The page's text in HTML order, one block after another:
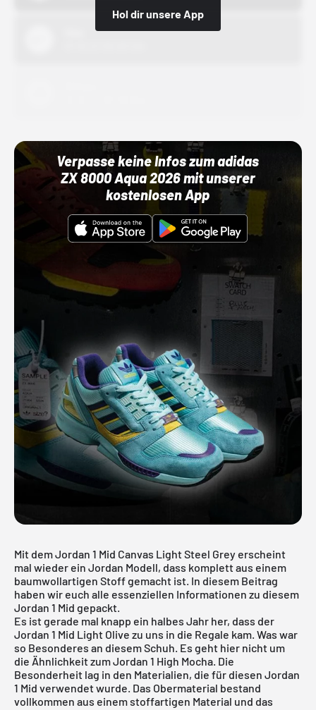
Hol dir unsere App
Verpasse keine Infos zum adidas
ZX 8000 Aqua 2026 mit unserer
kostenlosen App
Mit dem Jordan 1 Mid Canvas Light Steel Grey erscheint
mal wieder ein Jordan Modell, dass komplett aus einem
baumwollartigen Stoff gemacht ist. In diesem Beitrag
haben wir euch alle essenziellen Informationen zu diesem
Jordan 1 Mid gepackt.
Es ist gerade mal knapp ein halbes Jahr her, dass der
Jordan 1 Mid Light Olive zu uns in die Regale kam. Was war
so Besonderes an diesem Schuh. Es geht hier nicht um
die Ähnlichkeit zumJordan 1 High Mocha. Die
Besonderheit lag in den Materialien, die für diesen Jordan
1 Mid verwendet wurde. Das Obermaterial bestand
vollkommen aus einem stoffartigen Material und das